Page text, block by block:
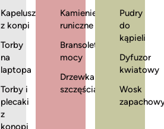
Kapelusze
z konpi
Torby
na
laptopa
Torby i
plecaki
z
konopi
Kamienie
runiczne
Bransoletki
mocy
Drzewka
szczęścia
Pudry
do
kąpieli
Dyfuzor
kwiatowy
Wosk